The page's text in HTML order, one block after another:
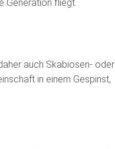
Generation fliegt.
auch Skabiosen- oder
in einem Gespinst,